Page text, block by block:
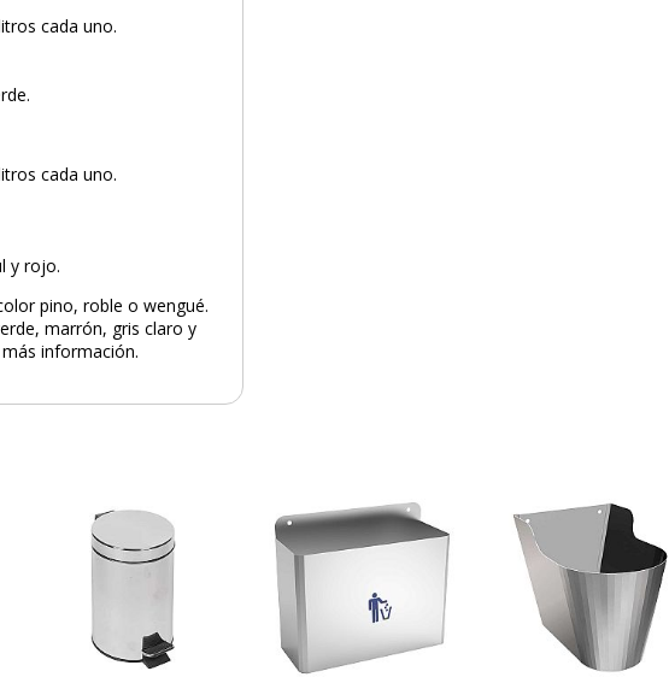
cada uno.
cada uno.
y rojo.
pino, roble o wengué.
marrón, gris claro y
información.